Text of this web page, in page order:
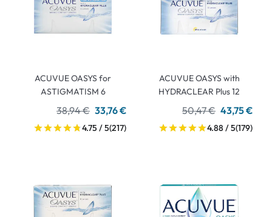
ACUVUE OASYS for
ASTIGMATISM 6
38,94 € 33,76 €
4.75 / 5(217)
ACUVUE OASYS with
HYDRACLEAR Plus 12
50,47 € 43,75 €
4.88 / 5(179)